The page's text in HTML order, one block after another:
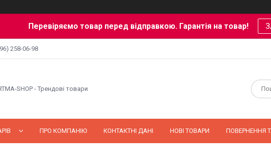
Перевіряємо товар перед відправкою. Гарантія на товар!
258-06-98
SHOP - Трендові товари
ПРО КОМПАНІЮ КОНТАКТНІ ДАНІ НОВІ ТОВАРИ ПОВЕРНЕННЯ